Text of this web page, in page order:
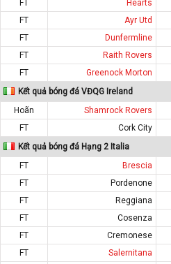
FT
Hearts
FT
Ayr Utd
FT
Dunfermline
FT
Raith Rovers
FT
Greenock Morton
Kết quả bóng đá VĐQG Ireland
Hoãn
Shamrock Rovers
FT
Cork City
Kết quả bóng đá Hạng 2 Italia
FT
Brescia
FT
Pordenone
FT
Reggiana
FT
Cosenza
FT
Cremonese
FT
Salernitana